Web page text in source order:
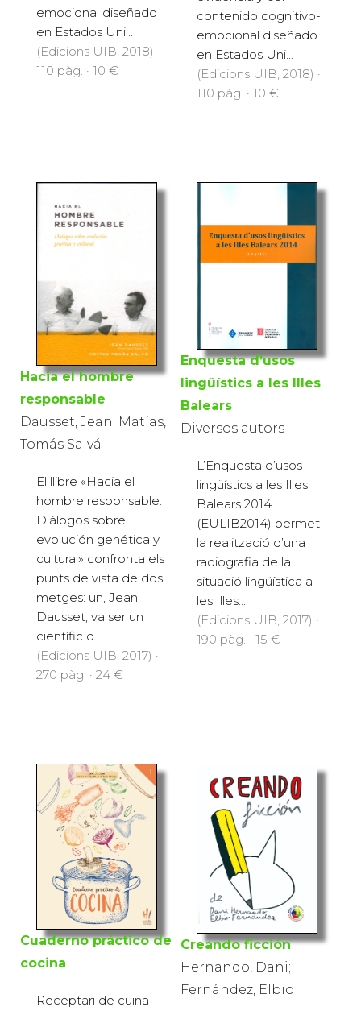
emocional diseñado
en Estados Uni...
(Edicions UIB, 2018) ·
110 pàg. · 10 €
contenido cognitivo-
emocional diseñado
en Estados Uni...
(Edicions UIB, 2018) ·
110 pàg. · 10 €
Hacia el hombre
responsable
Dausset, Jean; Matías,
Tomás Salvá
El llibre «Hacia el
hombre responsable.
Diálogos sobre
evolución genética y
cultural» confronta els
punts de vista de dos
metges: un, Jean
Dausset, va ser un
científic q...
(Edicions UIB, 2017) ·
270 pàg. · 24 €
Enquesta d’usos
lingüístics a les Illes
Balears
Diversos autors
L’Enquesta d’usos
lingüístics a les Illes
Balears 2014
(EULIB2014) permet
la realització d’una
radiografia de la
situació lingüística a
les Illes...
(Edicions UIB, 2017) ·
190 pàg. · 15 €
Cuaderno práctico de
cocina
Receptari de cuina
Creando ficción
Hernando, Dani;
Fernández, Elbio